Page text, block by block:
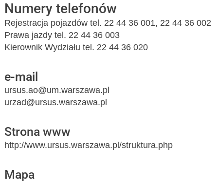
Numery telefonów
Rejestracja pojazdów tel. 22 44 36 001, 22 44 36 002
Prawa jazdy tel. 22 44 36 003
Kierownik Wydziału tel. 22 44 36 020
e-mail
ursus.ao@um.warszawa.pl
urzad@ursus.warszawa.pl
Strona www
http://www.ursus.warszawa.pl/struktura.php
Mapa